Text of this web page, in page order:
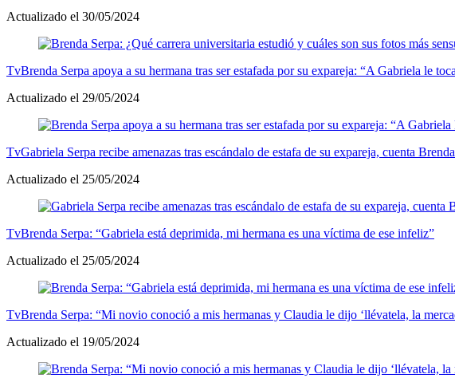
Actualizado el 30/05/2024
TvBrenda Serpa apoya a su hermana tras ser estafada por su expareja: “A Gabriela le
Actualizado el 29/05/2024
TvGabriela Serpa recibe amenazas tras escándalo de estafa de su expareja, cuenta Brenda
Actualizado el 25/05/2024
TvBrenda Serpa: “Gabriela está deprimida, mi hermana es una víctima de ese infeliz”
Actualizado el 25/05/2024
TvBrenda Serpa: “Mi novio conoció a mis hermanas y Claudia le dijo ‘llévatela, la
Actualizado el 19/05/2024